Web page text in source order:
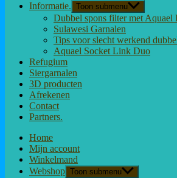
Informatie. Toon submenu
Dubbel spons filter met Aquael
Sulawesi Garnalen
Tips voor slecht werkend
Aquael Socket Link Duo
Refugium
Siergarnalen
3D producten
Afrekenen
Contact
Partners.
Home
Mijn account
Winkelmand
Webshop Toon submenu